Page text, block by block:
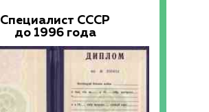
Специалист СССР
до 1996 года